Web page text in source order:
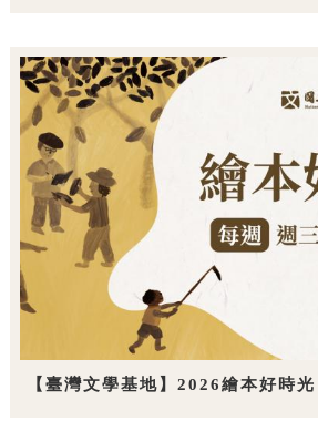
【臺灣文學基地】2026繪本好時光